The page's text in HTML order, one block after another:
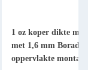
1 oz koper dikte
met 1,6 mm Borad
oppervlakte